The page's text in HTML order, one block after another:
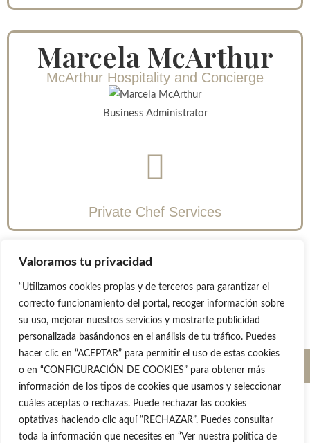
Valoramos tu privacidad
“Utilizamos cookies propias y de terceros para garantizar el
correcto funcionamiento del portal, recoger información sobre
su uso, mejorar nuestros servicios y mostrarte publicidad
personalizada basándonos en el análisis de tu tráfico. Puedes
hacer clic en “ACEPTAR” para permitir el uso de estas cookies
o en “CONFIGURACIÓN DE COOKIES” para obtener más
información de los tipos de cookies que usamos y seleccionar
cuáles aceptas o rechazas. Puede rechazar las cookies
optativas haciendo clic aquí “RECHAZAR”. Puedes consultar
toda la información que necesites en “Ver nuestra política de
Marcela McArthur
McArthur Hospitality and Concierge
Business Administrator
Private Chef Services
© 2025 - Sinergias Club Internacional |Aviso Legal|Política
de Privacidad|Política de Cookies|Política de Privacidad de
RRSS| Diseño WebUraldes.com